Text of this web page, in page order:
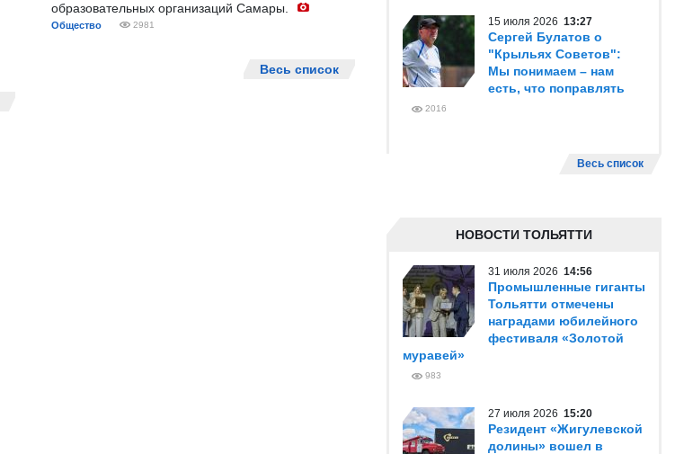
образовательных организаций Самары.
Общество 2981
Весь список
15 июля 2026 13:27
Сергей Булатов о
"Крыльях Советов":
Мы понимаем – нам
есть, что поправлять
2016
Весь список
НОВОСТИ ТОЛЬЯТТИ
31 июля 2026 14:56
Промышленные гиганты
Тольятти отмечены
наградами юбилейного
фестиваля «Золотой
муравей»
983
27 июля 2026 15:20
Резидент «Жигулевской
долины» вошел в